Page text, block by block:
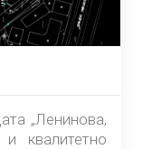
„Ленинова,
квалитетно